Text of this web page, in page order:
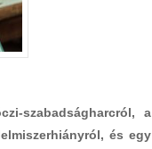
szabadságharcról, a
és egy